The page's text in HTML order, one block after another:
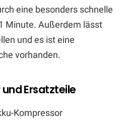
eine besonders schnelle
Minute. Außerdem lässt
und es ist eine
vorhanden.
Ersatzteile
Kompressor